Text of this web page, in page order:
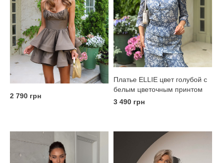
2 790 грн
Платье ELLIE цвет голубой с
белым цветочным принтом
3 490 грн